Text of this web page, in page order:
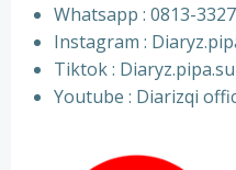
Whatsapp : 0813-
⁠Instagram :
⁠Tiktok :
⁠Youtube : Diarizqi